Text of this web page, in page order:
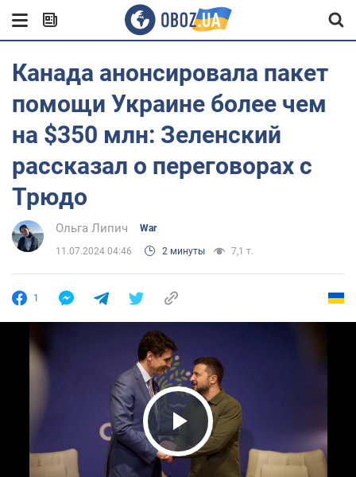
Канада анонсировала пакет
помощи Украине более чем
на $350 млн: Зеленский
рассказал о переговорах с
Трюдо
Ольга Липич War
11.07.2024 04:46 2 минуты 7,1 т.
1
Play Video